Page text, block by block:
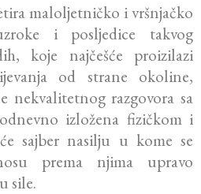
maloljetničko i vršnjačko
i posljedice takvog
koje najčešće proizilazi
od strane okoline,
nekvalitetnog razgovora sa
izložena fizičkom i
sajber nasilju u kome se
prema njima upravo
sile.